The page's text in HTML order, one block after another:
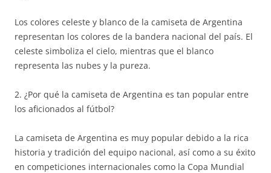
Los colores celeste y blanco de la camiseta de Argentina
representan los colores de la bandera nacional del país. El
celeste simboliza el cielo, mientras que el blanco
representa las nubes y la pureza.
2. ¿Por qué la camiseta de Argentina es tan popular entre
los aficionados al fútbol?
La camiseta de Argentina es muy popular debido a la rica
historia y tradición del equipo nacional, así como a su éxito
en competiciones internacionales como la Copa Mundial